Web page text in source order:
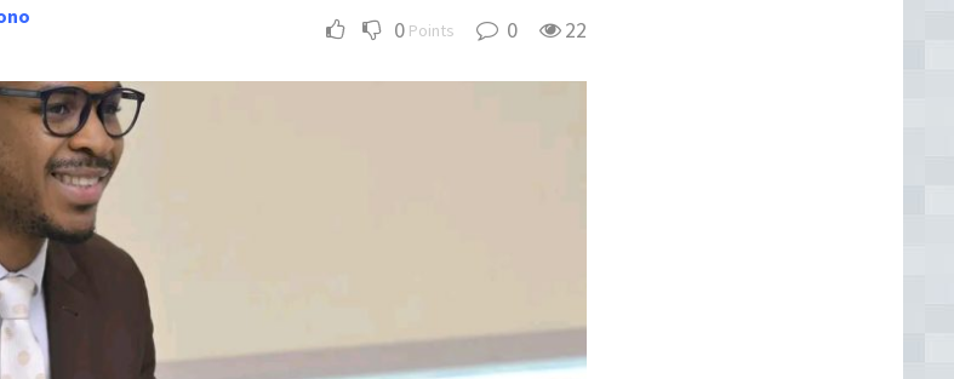
0 Points 0 22